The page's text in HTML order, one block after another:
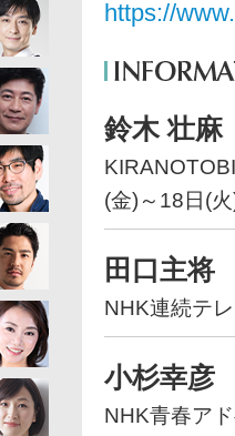
https://
鈴木 壮麻
(金)～18日(
田口主将
NHK連続テ
小杉幸彦
NHK青春ア